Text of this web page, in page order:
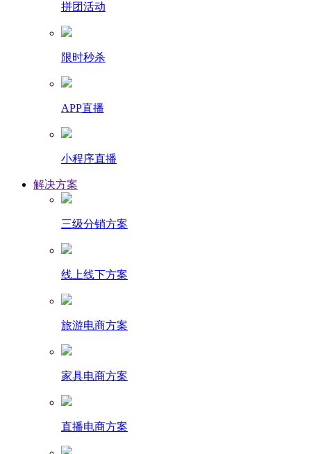
拼团活动
限时秒杀
APP直播
小程序直播
解决方案
三级分销方案
线上线下方案
旅游电商方案
家具电商方案
直播电商方案